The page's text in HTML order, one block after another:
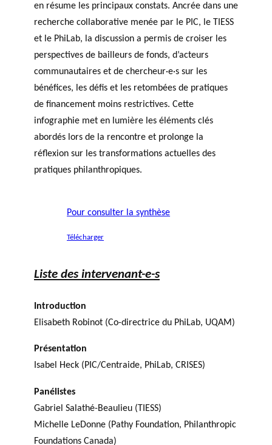
en résume les principaux constats. Ancrée dans une
recherche collaborative menée par le PIC, le TIESS
et le PhiLab, la discussion a permis de croiser les
perspectives de bailleurs de fonds, d’acteurs
communautaires et de chercheur·e·s sur les
bénéfices, les défis et les retombées de pratiques
de financement moins restrictives. Cette
infographie met en lumière les éléments clés
abordés lors de la rencontre et prolonge la
réflexion sur les transformations actuelles des
pratiques philanthropiques.
Pour consulter la synthèse
Télécharger
Liste des intervenant-e-s
Introduction
Elisabeth Robinot (Co-directrice du PhiLab, UQAM)
Présentation
Isabel Heck (PIC/Centraide, PhiLab, CRISES)
Panélistes
Gabriel Salathé-Beaulieu (TIESS)
Michelle LeDonne (Pathy Foundation, Philanthropic
Foundations Canada)